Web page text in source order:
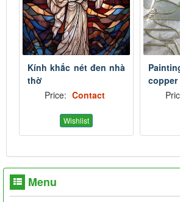
Kính khắc nét đen nhà
thờ
Price: Contact
Wishlist
copper
Menu